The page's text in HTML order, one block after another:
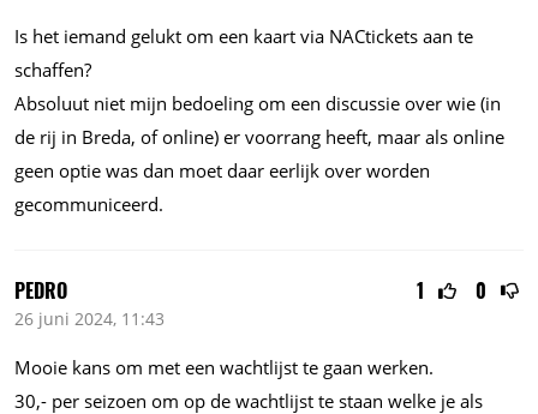
Is het iemand gelukt om een kaart via NACtickets aan te
schaffen?
Absoluut niet mijn bedoeling om een discussie over wie (in
de rij in Breda, of online) er voorrang heeft, maar als online
geen optie was dan moet daar eerlijk over worden
gecommuniceerd.
1 0
PEDRO
26 juni 2024, 11:43
Mooie kans om met een wachtlijst te gaan werken.
30,- per seizoen om op de wachtlijst te staan welke je als